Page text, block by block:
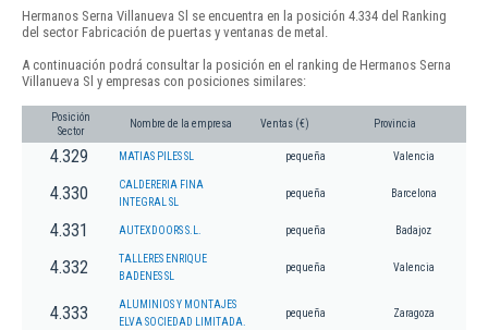
Hermanos Serna Villanueva Sl se encuentra en la posición 4.334 del Ranking
del sector Fabricación de puertas y ventanas de metal.
A continuación podrá consultar la posición en el ranking de Hermanos Serna
Villanueva Sl y empresas con posiciones similares:
Posición
Sector
Nombre de la empresa Ventas (€) Provincia
4.329 MATIAS PILES SL pequeña Valencia
4.330
CALDERERIA FINA
INTEGRAL SL
pequeña Barcelona
4.331 AUTEXDOORS S.L. pequeña Badajoz
4.332
TALLERES ENRIQUE
BADENES SL
pequeña Valencia
4.333
ALUMINIOS Y MONTAJES
ELVA SOCIEDAD LIMITADA.
pequeña Zaragoza